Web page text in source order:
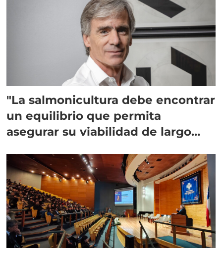
"La salmonicultura debe encontrar
un equilibrio que permita
asegurar su viabilidad de largo